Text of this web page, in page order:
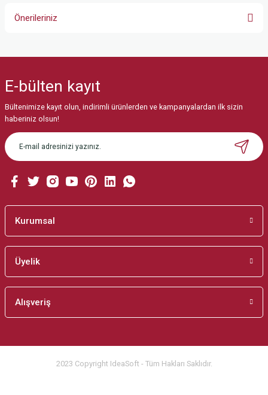
Önerileriniz
Görüş ve önerileriniz için teşekkür ederiz.
Ürün resmi kalitesiz, bozuk veya görüntülenemiyor.
Ürün açıklamasında eksik bilgiler bulunuyor.
Ürün bilgilerinde hatalar bulunuyor.
Bu ürüne benzer farklı alternatifler olmalı.
E-bülten kayıt
Bültenimize kayıt olun, indirimli ürünlerden ve kampanyalardan ilk sizin
haberiniz olsun!
Kurumsal
Üyelik
Alışveriş
2023 Copyright IdeaSoft - Tüm Hakları Saklıdır.